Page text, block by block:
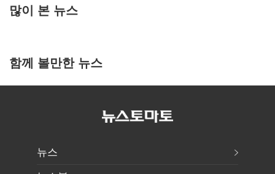
많이 본 뉴스
함께 볼만한 뉴스
뉴스